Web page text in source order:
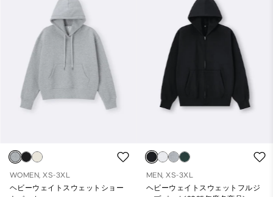
WOMEN, XS-3XL
ヘビーウェイトスウェットショー
MEN, XS-3XL
ヘビーウェイトスウェットフルジ